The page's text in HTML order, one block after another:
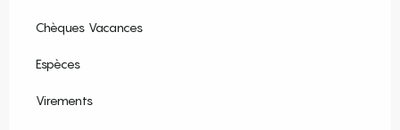
Chèques Vacances
Espèces
Virements